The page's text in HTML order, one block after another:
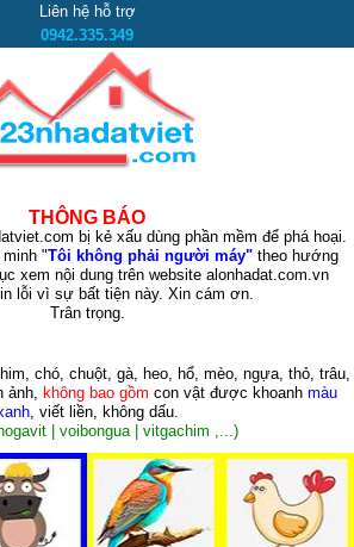
Liên hệ hỗ trợ
0942.335.349
THÔNG BÁO
bị kẻ xấu dùng phần mềm để phá hoại.
"Tôi không phải người máy"theo hướng
xem nội dung trên website alonhadat.com.vn
lỗi vì sự bất tiện này. Xin cám ơn.
Trân trọng.
chó, chuột, gà, heo, hổ, mèo, ngựa, thỏ, trâu,
ảnh, không bao gồm con vật được khoanh màu
, viết liền, không dấu.
| voibongua | vitgachim ,...)